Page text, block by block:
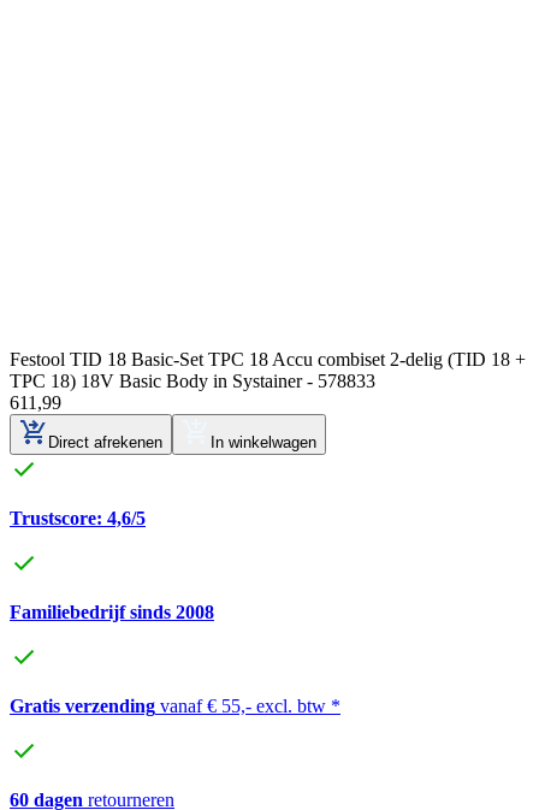
Festool TID 18 Basic-Set TPC 18 Accu combiset 2-delig (TID 18 +
TPC 18) 18V Basic Body in Systainer - 578833
611 ,99
Direct afrekenen In winkelwagen
Trustscore: 4,6/5
Familiebedrijf sinds 2008
Gratis verzending vanaf € 55,- excl. btw *
60 dagen retourneren